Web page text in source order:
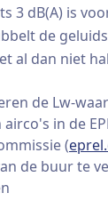
3 dB(A) is
de
al dan niet
de Lw-
in de
(
de buur te